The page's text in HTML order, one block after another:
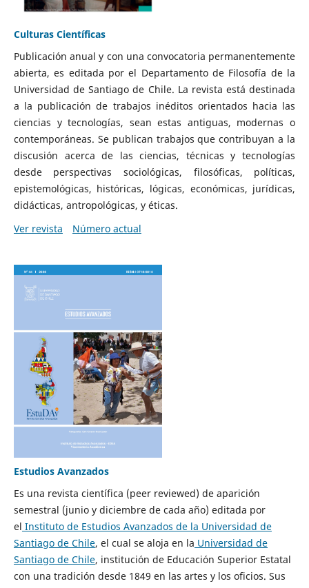
Culturas Científicas
Publicación anual y con una convocatoria permanentemente
abierta, es editada por el Departamento de Filosofía de la
Universidad de Santiago de Chile. La revista está destinada
a la publicación de trabajos inéditos orientados hacia las
ciencias y tecnologías, sean estas antiguas, modernas o
contemporáneas. Se publican trabajos que contribuyan a la
discusión acerca de las ciencias, técnicas y tecnologías
desde perspectivas sociológicas, filosóficas, políticas,
epistemológicas, históricas, lógicas, económicas, jurídicas,
didácticas, antropológicas, y éticas.
Ver revista
Número actual
Estudios Avanzados
Es una revista científica (peer reviewed) de aparición
semestral (junio y diciembre de cada año) editada por
el Instituto de Estudios Avanzados de la Universidad de
Santiago de Chile, el cual se aloja en la Universidad de
Santiago de Chile, institución de Educación Superior Estatal
con una tradición desde 1849 en las artes y los oficios. Sus